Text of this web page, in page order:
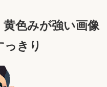
色みが強い画像
きり